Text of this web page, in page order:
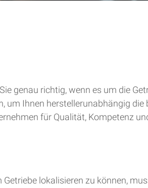
genau richtig, wenn es um die
um Ihnen herstellerunabhängig
für Qualität, Kompetenz
Getriebe lokalisieren zu können,